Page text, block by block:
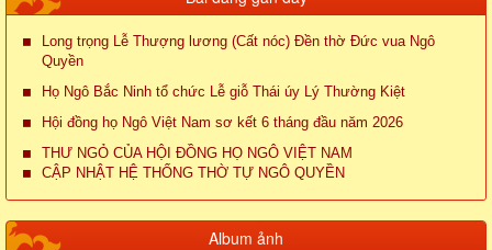
Long trọng Lễ Thượng lương (Cất nóc) Đền thờ Đức vua Ngô
Quyền
Họ Ngô Bắc Ninh tổ chức Lễ giỗ Thái úy Lý Thường Kiệt
Hội đồng họ Ngô Việt Nam sơ kết 6 tháng đầu năm 2026
THƯ NGỎ CỦA HỘI ĐỒNG HỌ NGÔ VIỆT NAM
CẬP NHẬT HỆ THỐNG THỜ TỰ NGÔ QUYỀN
Album ảnh